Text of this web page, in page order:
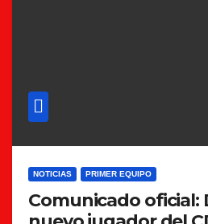
NOTICIAS PRIMER EQUIPO
Comunicado oficial: